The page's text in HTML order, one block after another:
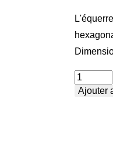
quantité
de
Ajouter